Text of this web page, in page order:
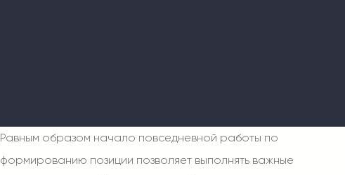
Равным образом начало повседневной работы по
формированию позиции позволяет выполнять важные